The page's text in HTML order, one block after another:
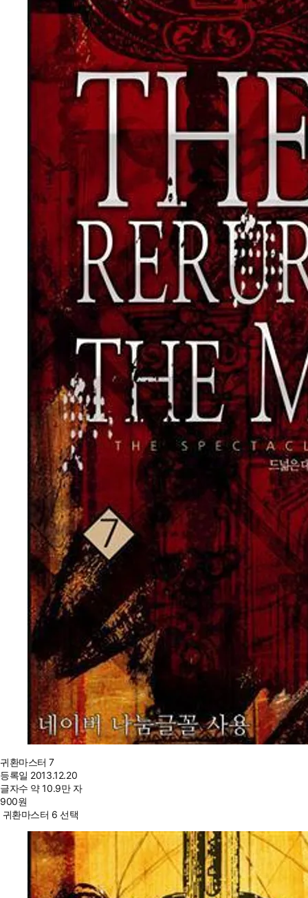
귀환마스터 7
등록일 2013.12.20
글자수 약 10.9만 자
900원
귀환마스터 6 선택